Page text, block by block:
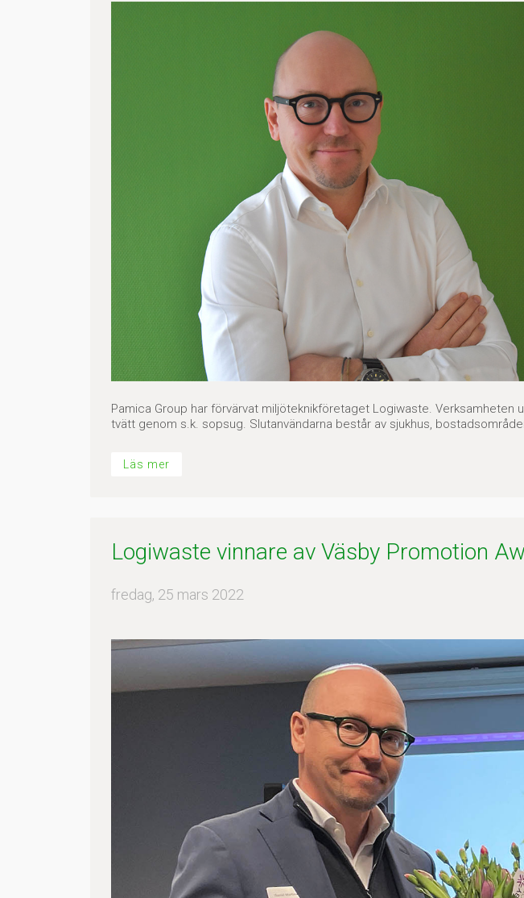
Pamica Group har förvärvat miljöteknikföretaget Logiwaste.
tvätt genom s.k. sopsug. Slutanvändarna består av sjukhus,
Läs mer
Logiwaste vinnare av Väsby Promotion
fredag, 25 mars 2022